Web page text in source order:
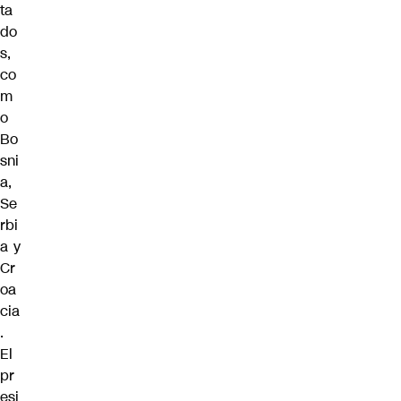
ta
do
s,
co
m
o
Bo
sni
a,
Se
rbi
a y
Cr
oa
cia
.
El
pr
esi